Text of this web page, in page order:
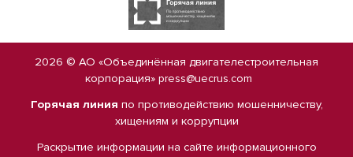
2026 © АО «Объединённая двигателестроительная
корпорация» press@uecrus.com
Горячая линия по противодействию мошенничеству,
хищениям и коррупции
Раскрытие информации на сайте информационного